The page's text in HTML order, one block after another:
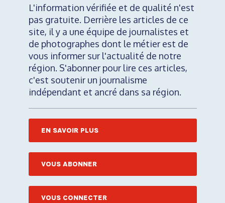
L'information vérifiée et de qualité n'est
pas gratuite. Derrière les articles de ce
site, il y a une équipe de journalistes et
de photographes dont le métier est de
vous informer sur l'actualité de notre
région. S'abonner pour lire ces articles,
c'est soutenir un journalisme
indépendant et ancré dans sa région.
EN SAVOIR PLUS
VOUS ABONNER
VOUS CONNECTER